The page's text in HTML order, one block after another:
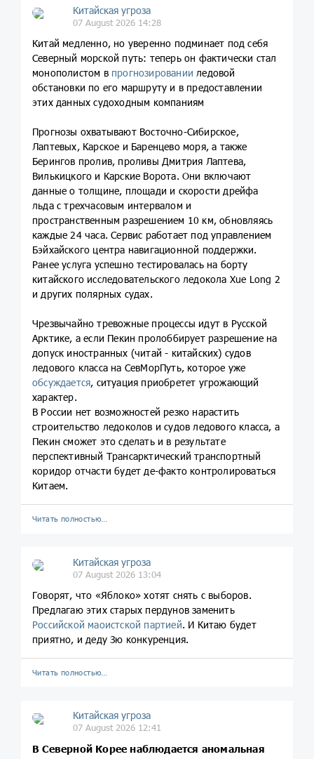
Китайская угроза
07 August 2026 14:28
Китай медленно, но уверенно подминает под себя
Северный морской путь: теперь он фактически стал
монополистом в прогнозировании ледовой
обстановки по его маршруту и в предоставлении
этих данных судоходным компаниям
Прогнозы охватывают Восточно-Сибирское,
Лаптевых, Карское и Баренцево моря, а также
Берингов пролив, проливы Дмитрия Лаптева,
Вилькицкого и Карские Ворота. Они включают
данные о толщине, площади и скорости дрейфа
льда с трехчасовым интервалом и
пространственным разрешением 10 км, обновляясь
каждые 24 часа. Сервис работает под управлением
Бэйхайского центра навигационной поддержки.
Ранее услуга успешно тестировалась на борту
китайского исследовательского ледокола Xue Long 2
и других полярных судах.
Чрезвычайно тревожные процессы идут в Русской
Арктике, а если Пекин пролоббирует разрешение на
допуск иностранных (читай - китайских) судов
ледового класса на СевМорПуть, которое уже
обсуждается, ситуация приобретет угрожающий
характер.
В России нет возможностей резко нарастить
строительство ледоколов и судов ледового класса, а
Пекин сможет это сделать и в результате
перспективный Трансарктический транспортный
коридор отчасти будет де-факто контролироваться
Китаем.
Читать полностью…
Китайская угроза
07 August 2026 13:04
Говорят, что «Яблоко» хотят снять с выборов.
Предлагаю этих старых пердунов заменить
Российской маоистской партией. И Китаю будет
приятно, и деду Зю конкуренция.
Читать полностью…
Китайская угроза
07 August 2026 12:41
В Северной Корее наблюдается аномальная